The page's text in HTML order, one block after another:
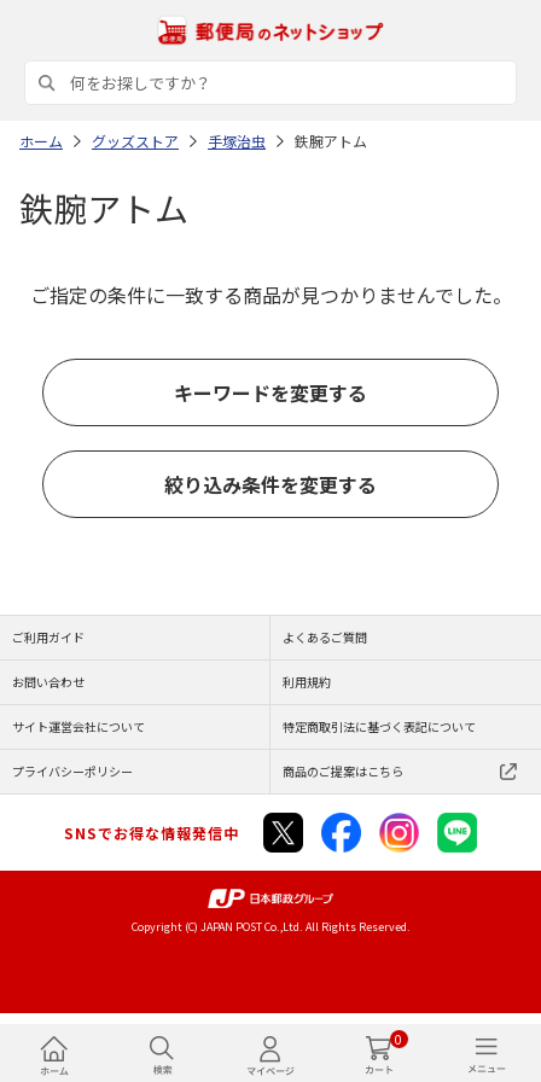
0
ホーム グッズストア 手塚治虫 鉄腕アトム
鉄腕アトム
ご指定の条件に一致する商品が見つかりませんでした。
キーワードを変更する
絞り込み条件を変更する
ご利用ガイド よくあるご質問
お問い合わせ 利用規約
サイト運営会社について 特定商取引法に基づく表記について
プライバシーポリシー 商品のご提案はこちら
SNSでお得な情報発信中
Copyright (C) JAPAN POST Co.,Ltd. All Rights Reserved.